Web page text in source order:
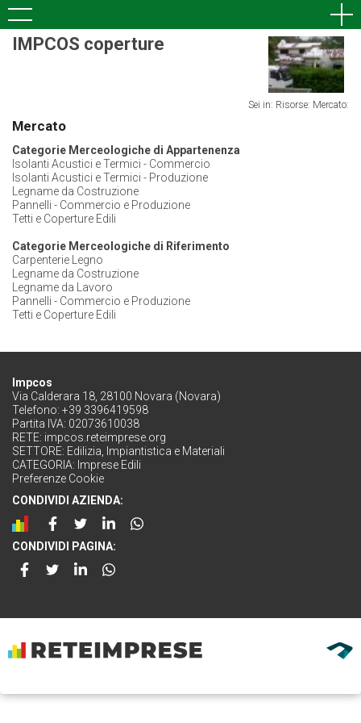
IMPCOS coperture
Sei in: Risorse: Mercato:
Mercato
Categorie Merceologiche di Appartenenza
Isolanti Acustici e Termici - Commercio
Isolanti Acustici e Termici - Produzione
Legname da Costruzione
Pannelli - Commercio e Produzione
Tetti e Coperture Edili
Categorie Merceologiche di Riferimento
Carpenterie Legno
Legname da Costruzione
Legname da Lavoro
Pannelli - Commercio e Produzione
Tetti e Coperture Edili
Impcos
Via Calderara 18, 28100 Novara (Novara)
Telefono: +39 3396419598
Partita IVA: 02073610038
RETE: impcos.reteimprese.org
SETTORE: Edilizia, Impiantistica e Materiali
CATEGORIA: Imprese Edili
Preferenze Cookie
CONDIVIDI AZIENDA:
CONDIVIDI PAGINA: